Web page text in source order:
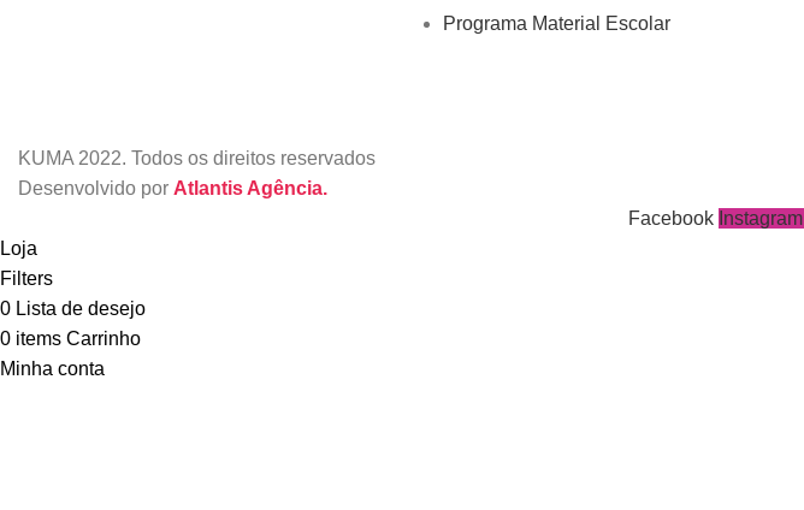
Programa Material Escolar
KUMA 2022. Todos os direitos reservados
Desenvolvido por Atlantis Agência.
Facebook Instagram
Loja
Filters
0 Lista de desejo
0 items Carrinho
Minha conta